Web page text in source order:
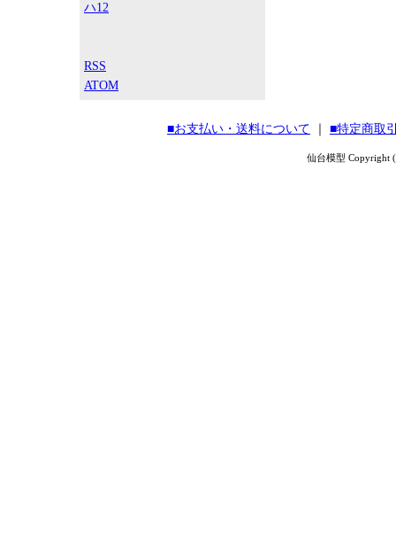
ハ12
RSS
ATOM
■お支払い・送料について ■特定商取
仙台模型 Copyright